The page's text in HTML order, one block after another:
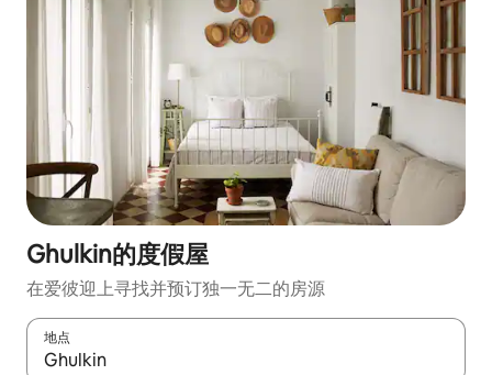
Ghulkin的度假屋
在爱彼迎上寻找并预订独一无二的房源
地点
如有搜索结果，请使用上下方向键查看，或通过点击或滑动手势